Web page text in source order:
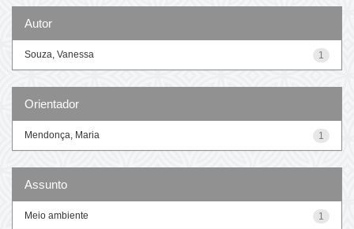
Autor
1
Souza, Vanessa
Orientador
1
Mendonça, Maria
Assunto
1
Meio ambiente